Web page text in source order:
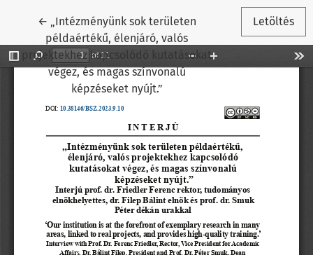
← Vissza a cikk részleteihez
„Intézményünk sok területen
példaértékű, élenjáró, valós
projektekhez kapcsolódó kutatásokat
végez, és magas színvonalú
képzéseket nyújt.”
Letöltés